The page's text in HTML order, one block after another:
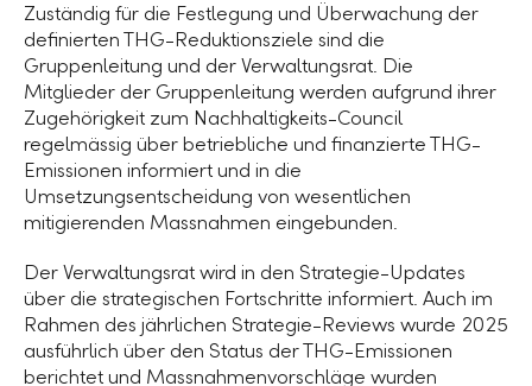
Zuständig für die Festlegung und Überwachung der
definierten THG-Reduktionsziele sind die
Gruppenleitung und der Verwaltungsrat. Die
Mitglieder der Gruppenleitung werden aufgrund ihrer
Zugehörigkeit zum Nachhaltigkeits-Council
regelmässig über betriebliche und finanzierte THG-
Emissionen informiert und in die
Umsetzungsentscheidung von wesentlichen
mitigierenden Massnahmen eingebunden.
Der Verwaltungsrat wird in den Strategie-Updates
über die strategischen Fortschritte informiert. Auch im
Rahmen des jährlichen Strategie-Reviews wurde 2025
ausführlich über den Status der THG-Emissionen
berichtet und Massnahmenvorschläge wurden